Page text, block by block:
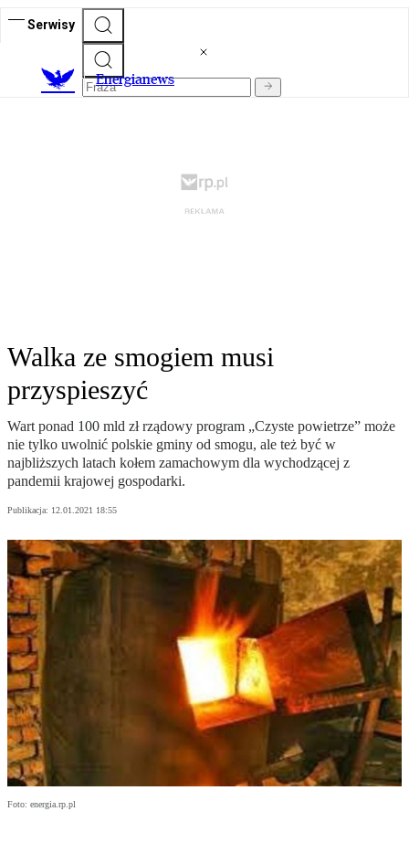
Serwisy
Energianews
Walka ze smogiem musi
przyspieszyć
Wart ponad 100 mld zł rządowy program „Czyste powietrze” może
nie tylko uwolnić polskie gminy od smogu, ale też być w
najbliższych latach kołem zamachowym dla wychodzącej z
pandemii krajowej gospodarki.
Publikacja: 12.01.2021 18:55
Foto: energia.rp.pl